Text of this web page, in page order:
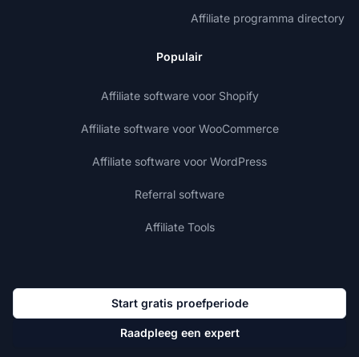
Affiliate programma directory
Populair
Affiliate software voor Shopify
Affiliate software voor WooCommerce
Affiliate software voor WordPress
Referral software
Affiliate Tools
Start gratis proefperiode
Raadpleeg een expert